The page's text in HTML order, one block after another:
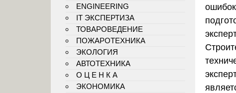
ENGINEERING
IT ЭКСПЕРТИЗА
ТОВАРОВЕДЕНИЕ
ПОЖАРОТЕХНИКА
ЭКОЛОГИЯ
АВТОТЕХНИКА
О Ц Е Н К А
ЭКОНОМИКА